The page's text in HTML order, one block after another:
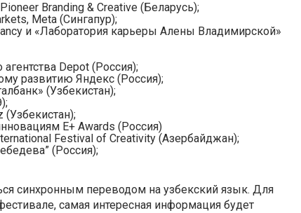
Branding & Creative (Беларусь);
Meta (Сингапур);
и «Лаборатория карьеры Алены Владимирской»
Depot (Россия);
развитию Яндекс (Россия);
(Узбекистан);
E+ Awards (Россия)
Festival of Creativity (Азербайджан);
(Россия);
синхронным переводом на узбекский язык. Для
самая интересная информация будет